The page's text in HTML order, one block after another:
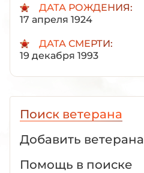
ДАТА РОЖДЕНИЯ:
17 апреля 1924
ДАТА СМЕРТИ:
19 декабря 1993
Поиск ветерана
Добавить ветерана
Помощь в поиске